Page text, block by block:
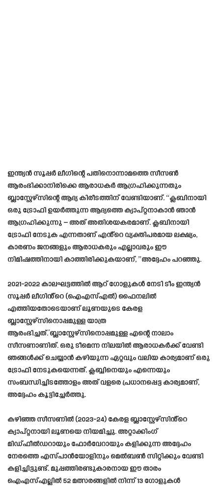
ഇന്ത്യൻ സൂപ്പർ ലീഗിന്റെ പതിനൊന്നാമത്തെ സീസൺ
ആരംഭിക്കാനിരിക്കെ ആരാധകർ ആഗ്രഹിക്കുന്നതും
ബ്ലാസ്റ്റേഴ്സിന്റെ ആദ്യ കിരീടത്തിന് വേണ്ടിയാണ്. “ക്ലബിനായി
ഒരു ട്രോഫി ഉയർത്തുന്ന ആദ്യത്തെ ക്യാപ്റ്റനാകാൻ ഞാൻ
ആഗ്രഹിക്കുന്നു – അത് അതിശയകരമാണ്. ക്ലബിനായി
ട്രോഫി നേടുക എന്നതാണ് എൻ്റെ വ്യക്തിപരമായ ലക്ഷ്യം,
കാരണം ജനങ്ങളും ആരാധകരും എല്ലാവരും ഈ
നിമിഷത്തിനായി കാത്തിരിക്കുകയാണ്, ”അദ്ദേഹം പറഞ്ഞു.
2021-2022 കാലഘട്ടത്തിൽ ആറ് ഗോളുകൾ നേടി ടീം ഇന്ത്യൻ
സൂപ്പർ ലീഗിൻ്റെ (ഐഎസ്എൽ) ഫൈനലിൽ
എത്തിയതോടെയാണ് ലൂണയുടെ കേരള
ബ്ലാസ്റ്റേഴ്‌സിനൊപ്പമുള്ള യാത്ര
ആരംഭിച്ചത്.’ബ്ലാസ്റ്റേഴ്‌സിനൊപ്പമുള്ള എന്റെ നാലാം
സീസണാണിത്. ഒരു ടീമെന്ന നിലയില്‍ ആരാധകര്‍ക്ക് വേണ്ടി
ഞങ്ങള്‍ക്ക് ചെയ്യാന്‍ കഴിയുന്ന ഏറ്റവും വലിയ കാര്യമാണ് ഒരു
ട്രോഫി നേടുകയെന്നത്. ക്ലബ്ബിനെയും എന്നെയും
സംബന്ധിച്ചിടത്തോളം അത് വളരെ പ്രധാനപ്പെട്ട കാര്യമാണ്,
അദ്ദേഹം കൂട്ടിച്ചേര്‍ത്തു.
കഴിഞ്ഞ സീസണിൽ (2023-24) കേരള ബ്ലാസ്റ്റേഴ്സിൻ്റെ
ക്യാപ്റ്റനായി ലൂണയെ നിയമിച്ചു. അറ്റാക്കിംഗ്
മിഡ്ഫീൽഡറായും ഫോർവേറായും കളിക്കുന്ന അദ്ദേഹം
നേരത്തെ എസ്പാൻയോളിനും മെൽബൺ സിറ്റിക്കും വേണ്ടി
കളിച്ചിട്ടുണ്ട്. മുപ്പത്തിരണ്ടുകാരനായ ഈ താരം
ഐഎസ്എല്ലിൽ 52 മത്സരങ്ങളിൽ നിന്ന് 13 ഗോളുകൾ